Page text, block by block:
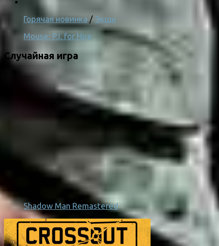
Горячая новинка / Экшн
Mouse: P.I. for Hire
Случайная игра
Shadow Man Remastered